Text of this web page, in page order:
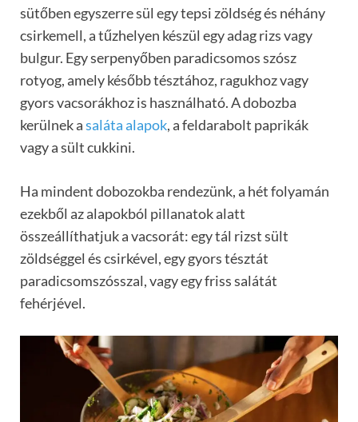
sütőben egyszerre sül egy tepsi zöldség és néhány
csirkemell, a tűzhelyen készül egy adag rizs vagy
bulgur. Egy serpenyőben paradicsomos szósz
rotyog, amely később tésztához, ragukhoz vagy
gyors vacsorákhoz is használható. A dobozba
kerülnek asaláta alapok, a feldarabolt paprikák
vagy a sült cukkini.
Ha mindent dobozokba rendezünk, a hét folyamán
ezekből az alapokból pillanatok alatt
összeállíthatjuk a vacsorát: egy tál rizst sült
zöldséggel és csirkével, egy gyors tésztát
paradicsomszósszal, vagy egy friss salátát
fehérjével.